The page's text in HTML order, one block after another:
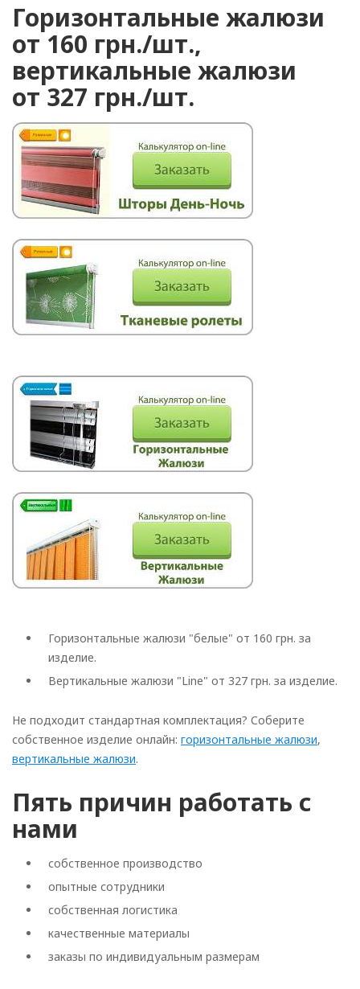
Рулонные
Вертикальные
Римские
Горизонтальные жалюзи
от 160 грн./шт.,
вертикальные жалюзи
от 327 грн./шт.
Горизонтальные жалюзи "белые" от 160 грн. за
изделие.
Вертикальные жалюзи "Line" от 327 грн. за изделие.
Не подходит стандартная комплектация? Соберите
собственное изделие онлайн: горизонтальные жалюзи,
вертикальные жалюзи.
Пять причин работать с
нами
собственное производство
опытные сотрудники
собственная логистика
качественные материалы
заказы по индивидуальным размерам